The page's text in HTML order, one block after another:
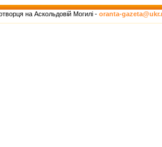
на Аскольдовій Могилі - oranta-